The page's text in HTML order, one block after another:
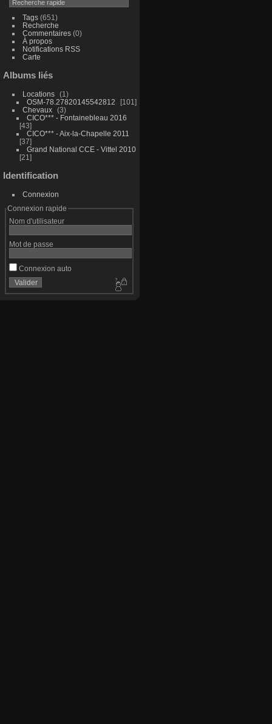
Tags(651)
Recherche
Commentaires(0)
À propos
Notifications RSS
Carte
Albums liés
Locations
1
OSM-78.27820145542812
101
Chevaux
3
CICO*** - Fontainebleau 2016
43
CICO*** - Aix-la-Chapelle 2011
37
Grand National CCE - Vittel 2010
21
Identification
Connexion
Connexion rapide
Nom d'utilisateur
Mot de passe
Connexion auto